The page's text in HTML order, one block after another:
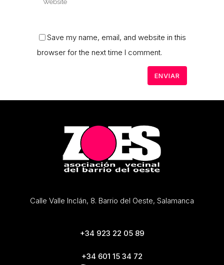
Save my name, email, and website in this
browser for the next time I comment.
Calle Valle Inclán, 8. Barrio del Oeste, Salamanca
+34 923 22 05 89
+34 601 15 34 72